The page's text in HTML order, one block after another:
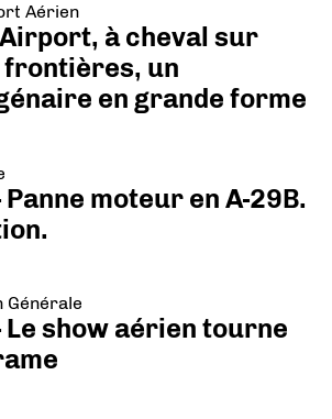
Aérien
à cheval sur
un
en grande forme
Panne moteur en A-29B.
Générale
Le show aérien tourne